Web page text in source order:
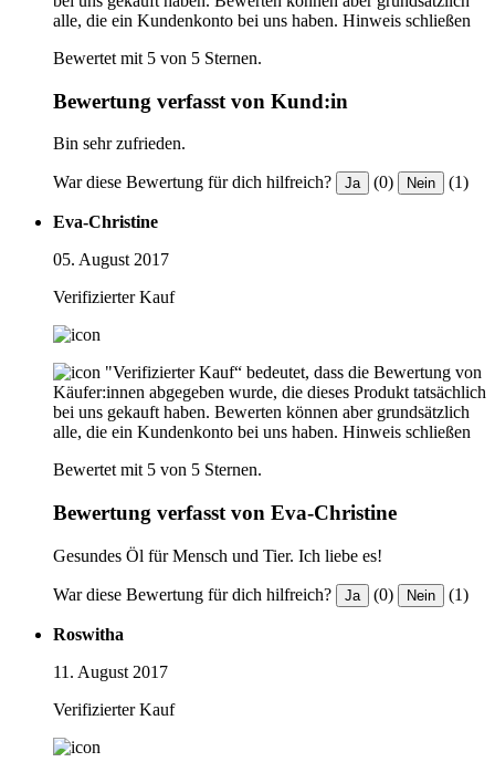
alle, die ein Kundenkonto bei uns haben. Hinweis schließen
Bewertet mit 5 von 5 Sternen.
Bewertung verfasst von Kund:in
Bin sehr zufrieden.
War diese Bewertung für dich hilfreich? Ja (0) Nein (1)
Eva-Christine
05. August 2017
Verifizierter Kauf
"Verifizierter Kauf“ bedeutet, dass die Bewertung von
Käufer:innen abgegeben wurde, die dieses Produkt tatsächlich
bei uns gekauft haben. Bewerten können aber grundsätzlich
alle, die ein Kundenkonto bei uns haben. Hinweis schließen
Bewertet mit 5 von 5 Sternen.
Bewertung verfasst von Eva-Christine
Gesundes Öl für Mensch und Tier. Ich liebe es!
War diese Bewertung für dich hilfreich? Ja (0) Nein (1)
Roswitha
11. August 2017
Verifizierter Kauf